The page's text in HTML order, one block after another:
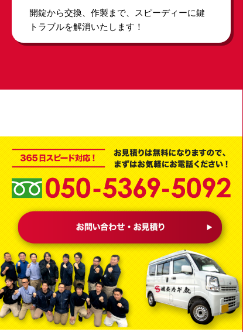
開錠から交換、作製まで、スピーディーに鍵
トラブルを解消いたします！